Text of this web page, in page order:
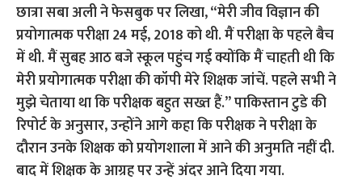
छात्रा सबा अली ने फेसबुक पर लिखा, “मेरी जीव विज्ञान की
प्रयोगात्मक परीक्षा 24 मई, 2018 को थी. मैं परीक्षा के पहले बैच
में थी. मैं सुबह आठ बजे स्कूल पहुंच गई क्योंकि मैं चाहती थी कि
मेरी प्रयोगात्मक परीक्षा की कॉपी मेरे शिक्षक जांचें. पहले सभी ने
मुझे चेताया था कि परीक्षक बहुत सख्त हैं.”पाकिस्तान टुडे की
रिपोर्ट के अनुसार, उन्होंने आगे कहा कि परीक्षक ने परीक्षा के
दौरान उनके शिक्षक को प्रयोगशाला में आने की अनुमति नहीं दी.
बाद में शिक्षक के आग्रह पर उन्हें अंदर आने दिया गया.